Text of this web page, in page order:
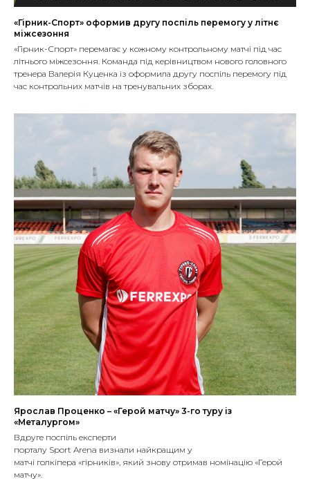
«Гірник-Спорт» оформив другу поспіль перемогу у літнє
міжсезоння
«Гірник-Спорт» перемагає у кожному контрольному матчі під час
літнього міжсезоння. Команда під керівництвом нового головного
тренера Валерія Куценка із оформила другу поспіль перемогу під
час контрольних матчів на тренувальних зборах.
Ярослав Проценко – «Герой матчу» 3-го туру із
«Металургом»
Вдруге поспіль експерти
порталу Sport Arena визнали найкращим у
матчі голкіпера «гірників», який знову отримав номінацію «Герой
матчу».